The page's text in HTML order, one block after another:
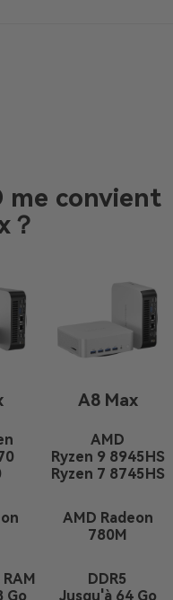
me convient
？
A8 Max
AMD
Ryzen 9 8945HS
Ryzen 7 8745HS
AMD Radeon
780M
Go
DDR5
Jusqu'à 64 Go